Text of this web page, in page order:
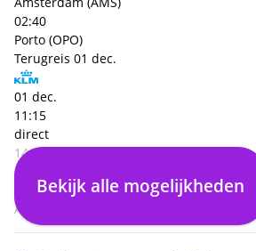
02:40
Porto (OPO)
Terugreis 01 dec.
01 dec.
11:15
direct
14:55
Porto (OPO)
02:40
Amsterdam (AMS)
Bekijk alle mogelijkheden